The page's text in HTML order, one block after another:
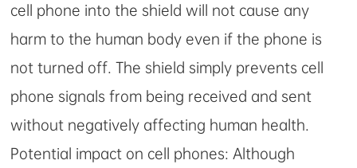
cell phone into the shield will not cause any
harm to the human body even if the phone is
not turned off. The shield simply prevents cell
phone signals from being received and sent
without negatively affecting human health.
Potential impact on cell phones: Although